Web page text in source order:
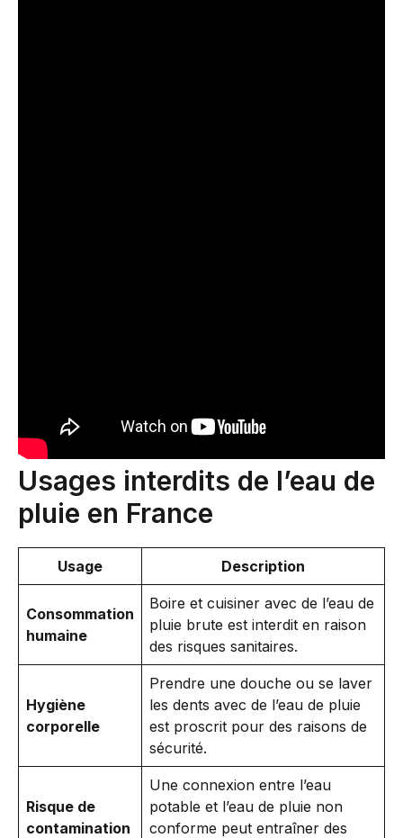
Usages interdits de l’eau de
pluie en France
Usage Description
Consommation
humaine
Boire et cuisiner avec de l’eau de
pluie brute est interdit en raison
des risques sanitaires.
Hygiène
corporelle
Prendre une douche ou se laver
les dents avec de l’eau de pluie
est proscrit pour des raisons de
sécurité.
Risque de
contamination
Une connexion entre l’eau
potable et l’eau de pluie non
conforme peut entraîner des